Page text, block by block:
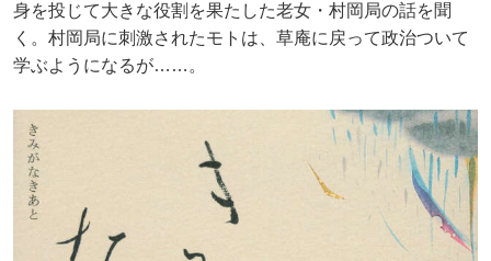
身を投じて大きな役割を果たした老女・村岡局の話を聞
く。村岡局に刺激されたモトは、草庵に戻って政治ついて
学ぶようになるが……。